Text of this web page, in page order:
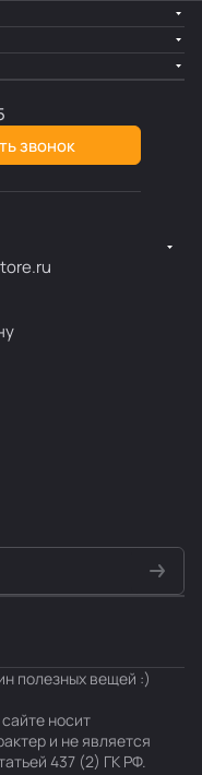
звонок
полезных вещей :)
носит
и не является
437 (2) ГК РФ.